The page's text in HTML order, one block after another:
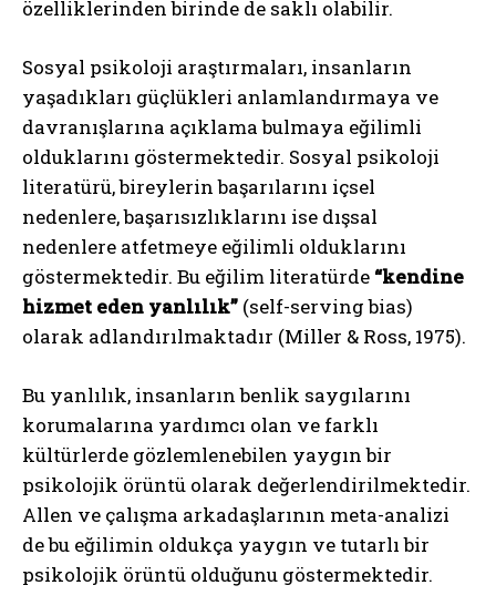
özelliklerinden birinde de saklı olabilir.
Sosyal psikoloji araştırmaları, insanların
yaşadıkları güçlükleri anlamlandırmaya ve
davranışlarına açıklama bulmaya eğilimli
olduklarını göstermektedir. Sosyal psikoloji
literatürü, bireylerin başarılarını içsel
nedenlere, başarısızlıklarını ise dışsal
nedenlere atfetmeye eğilimli olduklarını
göstermektedir. Bu eğilim literatürde “kendine
hizmet eden yanlılık” (self-serving bias)
olarak adlandırılmaktadır (Miller & Ross, 1975).
Bu yanlılık, insanların benlik saygılarını
korumalarına yardımcı olan ve farklı
kültürlerde gözlemlenebilen yaygın bir
psikolojik örüntü olarak değerlendirilmektedir.
Allen ve çalışma arkadaşlarının meta-analizi
de bu eğilimin oldukça yaygın ve tutarlı bir
psikolojik örüntü olduğunu göstermektedir.